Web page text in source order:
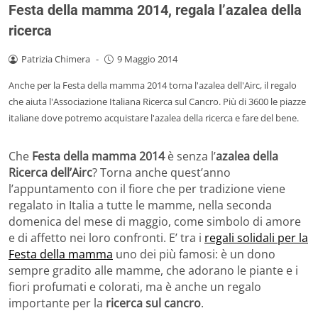
Festa della mamma 2014, regala l’azalea della
ricerca
Patrizia Chimera - 9 Maggio 2014
Anche per la Festa della mamma 2014 torna l'azalea dell'Airc, il regalo
che aiuta l'Associazione Italiana Ricerca sul Cancro. Più di 3600 le piazze
italiane dove potremo acquistare l'azalea della ricerca e fare del bene.
Che Festa della mamma 2014è senza l’azalea della
Ricerca dell’Airc? Torna anche quest’anno
l’appuntamento con il fiore che per tradizione viene
regalato in Italia a tutte le mamme, nella seconda
domenica del mese di maggio, come simbolo di amore
e di affetto nei loro confronti. E’ tra i regali solidali per la
Festa della mamma uno dei più famosi: è un dono
sempre gradito alle mamme, che adorano le piante e i
fiori profumati e colorati, ma è anche un regalo
importante per la ricerca sul cancro.